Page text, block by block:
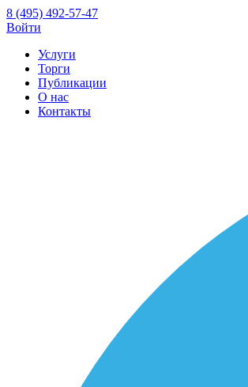
8 (495) 492-57-47
Войти
Услуги
Торги
Публикации
О нас
Контакты